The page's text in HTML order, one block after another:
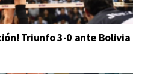
Triunfo 3-0 ante Bolivia